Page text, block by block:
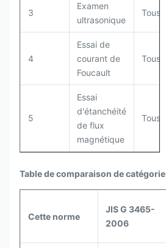
3
Examen
ultrasonique
Tous
4
Essai de
courant de
Foucault
Tous
5
Essai
d'étanchéité
de flux
magnétique
Tous
Table de comparaison de catégorie
Cette norme
JIS G 3465-
2006